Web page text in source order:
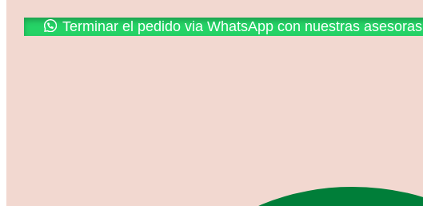
Terminar el pedido via WhatsApp con nuestras asesoras